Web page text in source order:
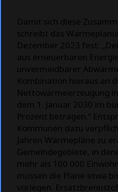
Damit sich diese
schreibt das
Dezember 2023 fest:
aus erneuerbaren
unvermeidbarer
Kombination hieraus an
Nettowärmeerzeugung
dem 1. Januar 2030 im
Prozent betragen.“
Kommunen dazu
Jahren Wärmepläne zu
Gemeindegebiete, in
mehr als 100 000
müssen die Pläne etwa
vorlegen.